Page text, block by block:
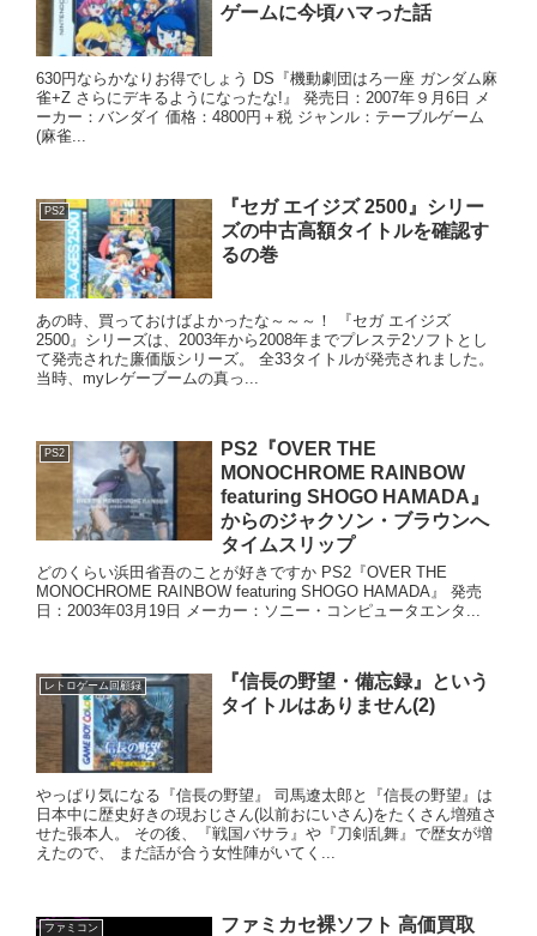
ゲームに今頃ハマった話
630円ならかなりお得でしょう DS『機動劇団はろ一座 ガンダム麻
雀+Ζ さらにデキるようになったな!』 発売日：2007年９月6日 メ
ーカー：バンダイ 価格：4800円＋税 ジャンル：テーブルゲーム
(麻雀...
PS2
『セガ エイジズ 2500』シリー
ズの中古高額タイトルを確認す
るの巻
あの時、買っておけばよかったな～～～！ 『セガ エイジズ
2500』シリーズは、2003年から2008年までプレステ2ソフトとし
て発売された廉価版シリーズ。 全33タイトルが発売されました。
当時、myレゲーブームの真っ...
PS2
PS2『OVER THE
MONOCHROME RAINBOW
featuring SHOGO HAMADA』
からのジャクソン・ブラウンへ
タイムスリップ
どのくらい浜田省吾のことが好きですか PS2『OVER THE
MONOCHROME RAINBOW featuring SHOGO HAMADA』 発売
日：2003年03月19日 メーカー：ソニー・コンピュータエンタ...
レトロゲーム回顧録
『信長の野望・備忘録』という
タイトルはありません(2)
やっぱり気になる『信長の野望』 司馬遼太郎と『信長の野望』は
日本中に歴史好きの現おじさん(以前おにいさん)をたくさん増殖さ
せた張本人。 その後、『戦国バサラ』や『刀剣乱舞』で歴女が増
えたので、 まだ話が合う女性陣がいてく...
ファミコン
ファミカセ裸ソフト 高価買取